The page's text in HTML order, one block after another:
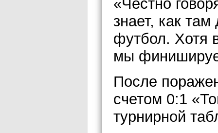
«Честно
знает, как
футбол. Хотя
мы
После
счетом 0:1
турнирной